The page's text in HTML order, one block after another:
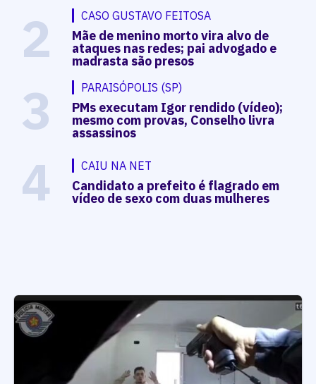
2 CASO GUSTAVO FEITOSA
Mãe de menino morto vira alvo de
ataques nas redes; pai advogado e
madrasta são presos
3 PARAISÓPOLIS (SP)
PMs executam Igor rendido (vídeo);
mesmo com provas, Conselho livra
assassinos
4 CAIU NA NET
Candidato a prefeito é flagrado em
vídeo de sexo com duas mulheres